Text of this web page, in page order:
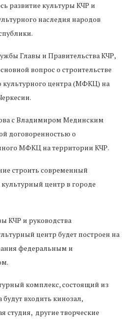
развитие культуры КЧР и
наследия народов
Главы и Правительства КЧР,
вопрос о строительстве
центра (МФКЦ) на
с Владимиром Мединским
договоренностью о
МФКЦ на территории КЧР.
строить современный
центр в городе
КЧР и руководства
центр будет построен на
федеральным и
комплекс, состоящий из
будут входить кинозал,
студия, другие творческие